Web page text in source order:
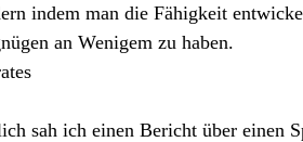
indem man die Fähigkeit
an Wenigem zu haben.
sah ich einen Bericht über einen